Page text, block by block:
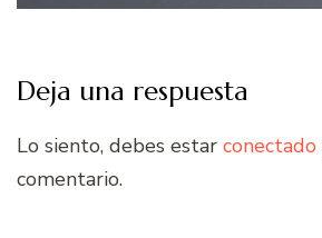
Deja una respuesta
Lo siento, debes estar conectado
comentario.